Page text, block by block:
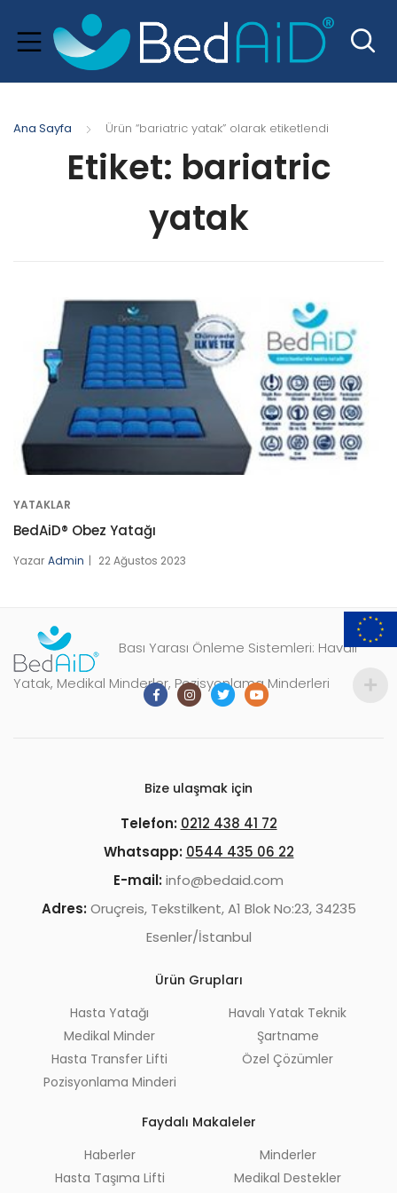
Ana Sayfa Ürün “bariatric yatak” olarak etiketlendi
Etiket: bariatric
yatak
YATAKLAR
BedAiD® Obez Yatağı
Yazar Admin 22 Ağustos 2023
Bası Yarası Önleme Sistemleri: Havalı
Yatak, Medikal Minderler, Pozisyonlama Minderleri
Bize ulaşmak için
Telefon: 0212 438 41 72
Whatsapp: 0544 435 06 22
E-mail: info@bedaid.com
Adres: Oruçreis, Tekstilkent, A1 Blok No:23, 34235
Esenler/İstanbul
Ürün Grupları
Hasta Yatağı
Medikal Minder
Hasta Transfer Lifti
Pozisyonlama Minderi
Havalı Yatak Teknik
Şartname
Özel Çözümler
Faydalı Makaleler
Haberler
Hasta Taşıma Lifti
Minderler
Medikal Destekler